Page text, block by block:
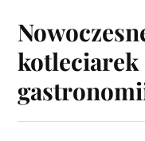
kotleciarek